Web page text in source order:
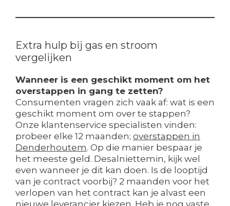
Extra hulp bij gas en stroom
vergelijken
Wanneer is een geschikt moment om het
overstappen in gang te zetten?
Consumenten vragen zich vaak af: wat is een
geschikt moment om over te stappen?
Onze klantenservice specialisten vinden:
probeer elke 12 maanden; overstappen in
Denderhoutem. Op die manier bespaar je
het meeste geld. Desalniettemin, kijk wel
even wanneer je dit kan doen. Is de looptijd
van je contract voorbij? 2 maanden voor het
verlopen van het contract kan je alvast een